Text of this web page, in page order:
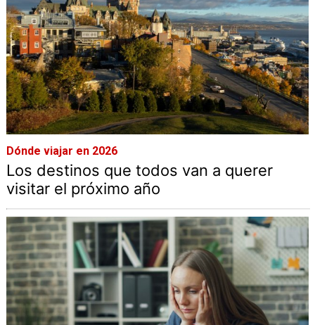
Dónde viajar en 2026
Los destinos que todos van a querer
visitar el próximo año